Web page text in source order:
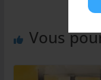
Vous